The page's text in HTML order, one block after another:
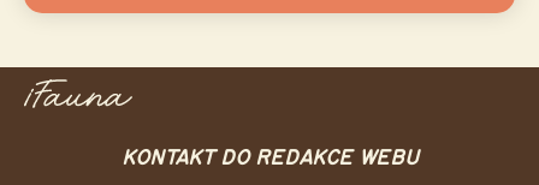
KONTAKT DO REDAKCE WEBU